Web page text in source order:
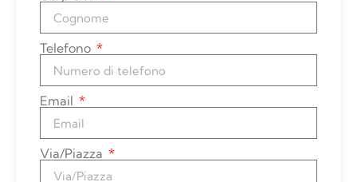
Telefono
Email
Via/Piazza